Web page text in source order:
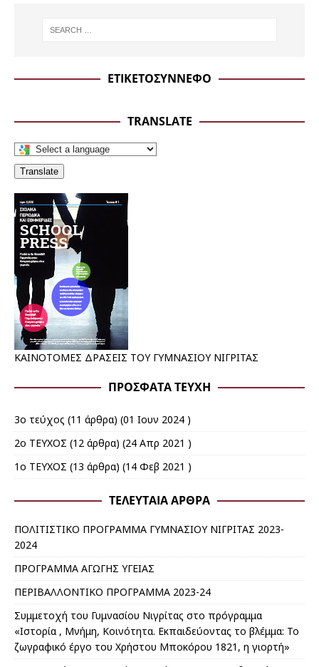
ΕΤΙΚΕΤΟΣΥΝΝΕΦΟ
TRANSLATE
Translate
ΚΑΙΝΟΤΟΜΕΣ ΔΡΑΣΕΙΣ ΤΟΥ ΓΥΜΝΑΣΙΟΥ ΝΙΓΡΙΤΑΣ
ΠΡΌΣΦΑΤΑ ΤΕΎΧΗ
3ο τεύχος (11 άρθρα) (01 Ιουν 2024 )
2ο ΤΕΥΧΟΣ (12 άρθρα) (24 Απρ 2021 )
1ο ΤΕΥΧΟΣ (13 άρθρα) (14 Φεβ 2021 )
ΤΕΛΕΥΤΑΊΑ ΆΡΘΡΑ
ΠΟΛΙΤΙΣΤΙΚΟ ΠΡΟΓΡΑΜΜΑ ΓΥΜΝΑΣΙΟΥ ΝΙΓΡΙΤΑΣ 2023-
2024
ΠΡΟΓΡΑΜΜΑ ΑΓΩΓΗΣ ΥΓΕΙΑΣ
ΠΕΡΙΒΑΛΛΟΝΤΙΚΟ ΠΡΟΓΡΑΜΜΑ 2023-24
Συμμετοχή του Γυμνασίου Νιγρίτας στο πρόγραμμα
«Ιστορία , Μνήμη, Κοινότητα. Εκπαιδεύοντας το βλέμμα: Το
ζωγραφικό έργο του Χρήστου Μποκόρου 1821, η γιορτή»